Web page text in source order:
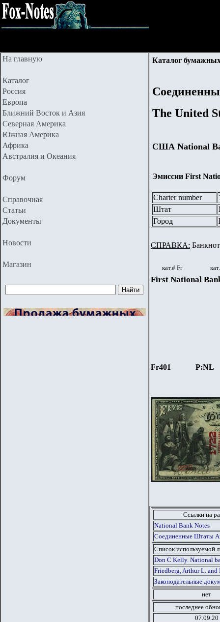
На главную
Каталог
Россия
Европа
Ближний Восток и Азия
Северная Америка
Южная Америка
Африка
Австралия и Океания
Форум
Справочная
Статьи
Документы
Новости
Магазин
Каталог
The United
США National
Эмиссии First
Charter number
Штат
Город
СПРАВКА:
кат.# Fr
First National
Fr401 P:NL
Ссылки на
National Bank Notes
Соединенные Штаты
Список используемой
Don C Kelly. National
Friedberg, Arthur L. and
Законодательные
нет
последнее
07.09.20